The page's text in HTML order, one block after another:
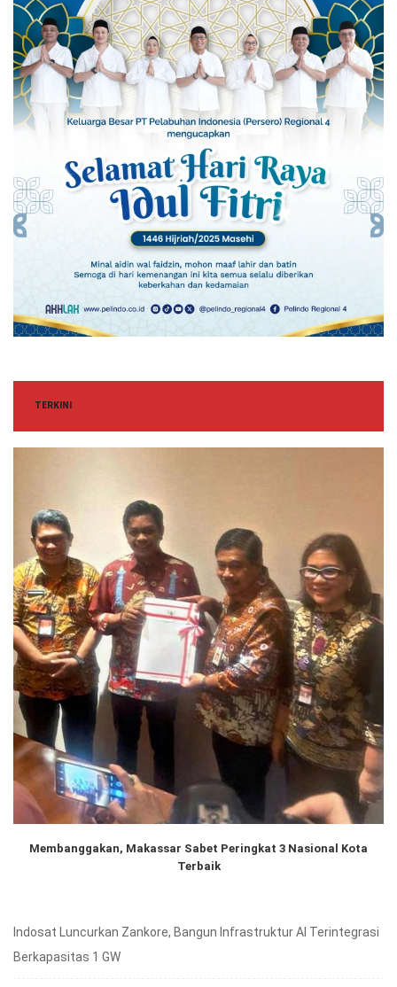
TERKINI
Membanggakan, Makassar Sabet Peringkat 3 Nasional Kota
Terbaik
Indosat Luncurkan Zankore, Bangun Infrastruktur AI Terintegrasi
Berkapasitas 1 GW